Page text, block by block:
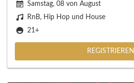
Samstag, 08 von August
RnB, Hip Hop und House
21+
REGISTRIEREN